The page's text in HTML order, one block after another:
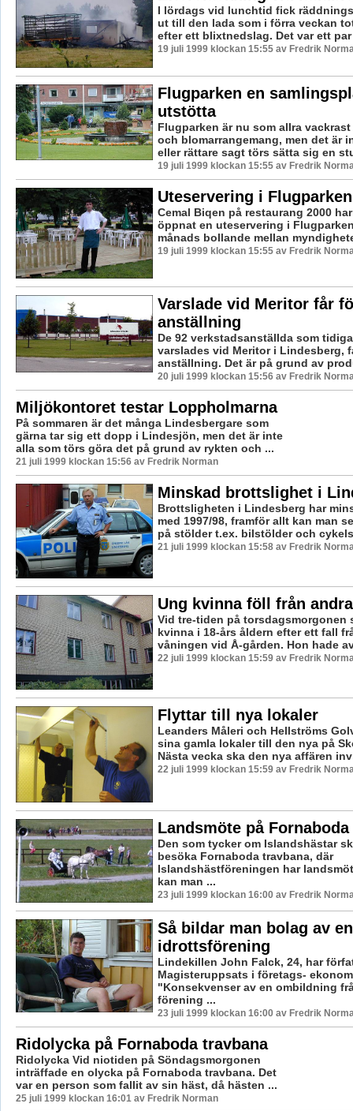
I lördags vid lunchtid fick
ut till den lada som i förra veckan
efter ett blixtnedslag. Det var ett par
19 juli 1999 klockan 15:55 av Fredrik
Flugparken en
utstötta
Flugparken är nu som allra
och blomarrangemang, men det är
eller rättare sagt törs sätta sig en
19 juli 1999 klockan 15:55 av Fredrik
Uteservering i Flugparken
Cemal Biqen på restaurang 2000
öppnat en uteservering i
månads bollande mellan
19 juli 1999 klockan 15:55 av Fredrik
Varslade vid Meritor får
anställning
De 92 verkstadsanställda som
varslades vid Meritor i Lindesberg,
anställning. Det är på grund av
20 juli 1999 klockan 15:56 av Fredrik
Miljökontoret testar Loppholmarna
På sommaren är det många Lindesbergare som
gärna tar sig ett dopp i Lindesjön, men det är inte
alla som törs göra det på grund av rykten och ...
21 juli 1999 klockan 15:56 av Fredrik Norman
Minskad brottslighet i
Brottsligheten i Lindesberg har
med 1997/98, framför allt kan man
på stölder t.ex. bilstölder och
21 juli 1999 klockan 15:58 av Fredrik
Ung kvinna föll från
Vid tre-tiden på torsdagsmorgonen
kvinna i 18-års åldern efter ett fall
våningen vid Å-gården. Hon hade
22 juli 1999 klockan 15:59 av Fredrik
Flyttar till nya lokaler
Leanders Måleri och Hellströms
sina gamla lokaler till den nya på
Nästa vecka ska den nya affären
22 juli 1999 klockan 15:59 av Fredrik
Landsmöte på
Den som tycker om Islandshästar
besöka Fornaboda travbana, där
Islandshästföreningen har
kan man ...
23 juli 1999 klockan 16:00 av Fredrik
Så bildar man bolag av en
idrottsförening
Lindekillen John Falck, 24, har
Magisteruppsats i företags-
"Konsekvenser av en ombildning
förening ...
23 juli 1999 klockan 16:00 av Fredrik
Ridolycka på Fornaboda travbana
Ridolycka Vid niotiden på Söndagsmorgonen
inträffade en olycka på Fornaboda travbana. Det
var en person som fallit av sin häst, då hästen ...
25 juli 1999 klockan 16:01 av Fredrik Norman